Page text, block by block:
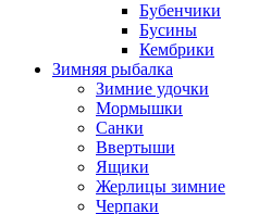
Бубенчики
Бусины
Кембрики
Зимняя рыбалка
Зимние удочки
Мормышки
Санки
Ввертыши
Ящики
Жерлицы зимние
Черпаки